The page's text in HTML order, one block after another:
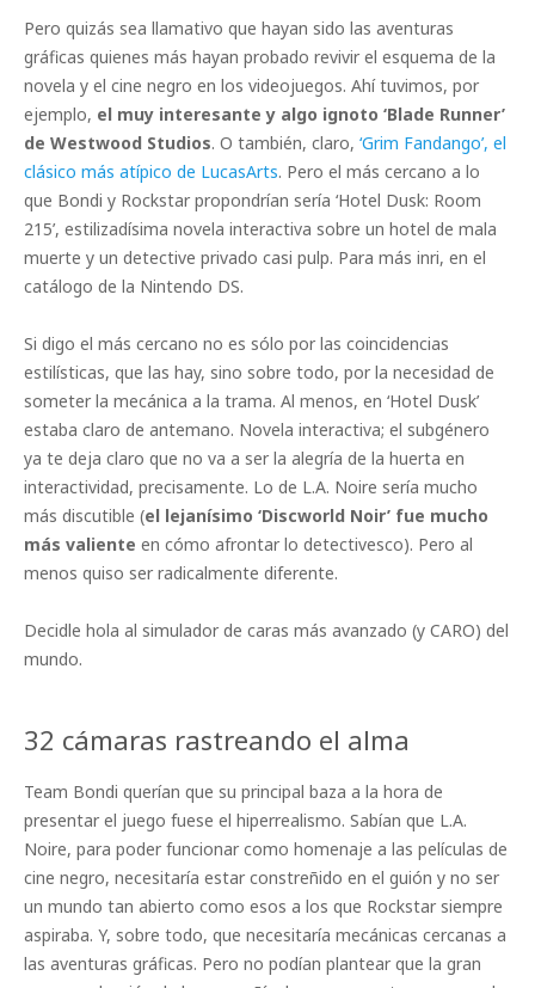
Pero quizás sea llamativo que hayan sido las aventuras
gráficas quienes más hayan probado revivir el esquema de la
novela y el cine negro en los videojuegos. Ahí tuvimos, por
ejemplo, el muy interesante y algo ignoto ‘Blade Runner’
de Westwood Studios. O también, claro, ‘Grim Fandango’, el
clásico más atípico de LucasArts. Pero el más cercano a lo
que Bondi y Rockstar propondrían sería ‘Hotel Dusk: Room
215’, estilizadísima novela interactiva sobre un hotel de mala
muerte y un detective privado casi pulp. Para más inri, en el
catálogo de la Nintendo DS.
Si digo el más cercano no es sólo por las coincidencias
estilísticas, que las hay, sino sobre todo, por la necesidad de
someter la mecánica a la trama. Al menos, en ‘Hotel Dusk’
estaba claro de antemano. Novela interactiva; el subgénero
ya te deja claro que no va a ser la alegría de la huerta en
interactividad, precisamente. Lo de L.A. Noire sería mucho
más discutible (el lejanísimo ‘Discworld Noir’ fue mucho
más valiente en cómo afrontar lo detectivesco). Pero al
menos quiso ser radicalmente diferente.
Decidle hola al simulador de caras más avanzado (y CARO) del
mundo.
32 cámaras rastreando el alma
Team Bondi querían que su principal baza a la hora de
presentar el juego fuese el hiperrealismo. Sabían que L.A.
Noire, para poder funcionar como homenaje a las películas de
cine negro, necesitaría estar constreñido en el guión y no ser
un mundo tan abierto como esos a los que Rockstar siempre
aspiraba. Y, sobre todo, que necesitaría mecánicas cercanas a
las aventuras gráficas. Pero no podían plantear que la gran